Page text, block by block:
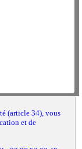
(article 34), vous
et de